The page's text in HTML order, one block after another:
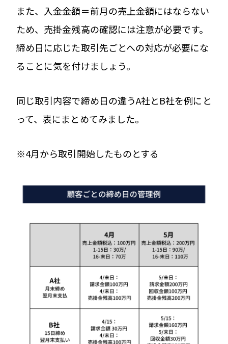
また、入金金額＝前月の売上金額にはならない
ため、売掛金残高の確認には注意が必要です。
締め日に応じた取引先ごとへの対応が必要にな
ることに気を付けましょう。
同じ取引内容で締め日の違うA社とB社を例にと
って、表にまとめてみました。
※4月から取引開始したものとする